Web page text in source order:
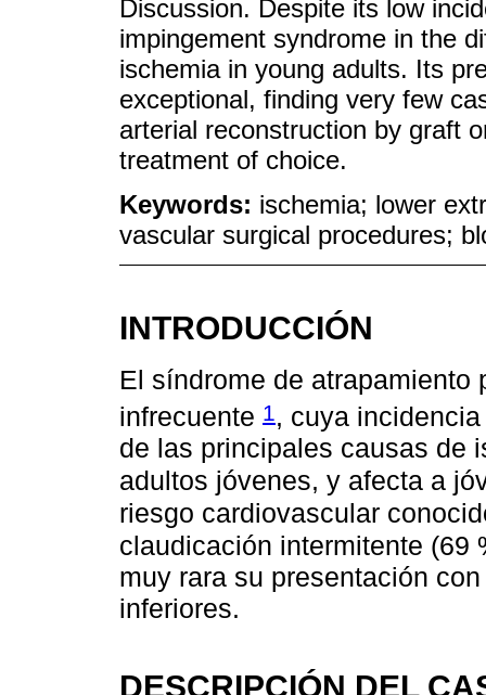
Discussion. Despite its low
impingement syndrome in the
ischemia in young adults. Its
exceptional, finding very few
arterial reconstruction by graft
treatment of choice.
Keywords: ischemia; lower
vascular surgical procedures;
INTRODUCCIÓN
El síndrome de atrapamiento
infrecuente 1, cuya
de las principales causas de
adultos jóvenes, y afecta a
riesgo cardiovascular
claudicación intermitente (69
muy rara su presentación
inferiores.
DESCRIPCIÓN DEL